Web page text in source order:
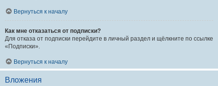
Вернуться к началу
Как мне отказаться от подписки?
Для отказа от подписки перейдите в личный раздел и щёлкните по ссылке
«Подписки».
Вернуться к началу
Вложения